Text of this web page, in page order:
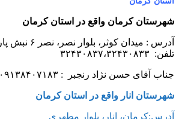
شهرستان کرمان واقع در استان کرمان
آدرس : میدان کوثر، بلوار نصر، نصر ۶ نبش پارسا ۴
تلفن: ۳۲۴۳۰۸۳۷،۳۲۴۳۰۸۳۳
جناب آقای حسن نژاد رنجبر : ۰۹۱۳۸۴۰۷۱۸۳
شهرستان انار واقع در استان کرمان
آدرس:کرمان، انار، بلوار مطهری